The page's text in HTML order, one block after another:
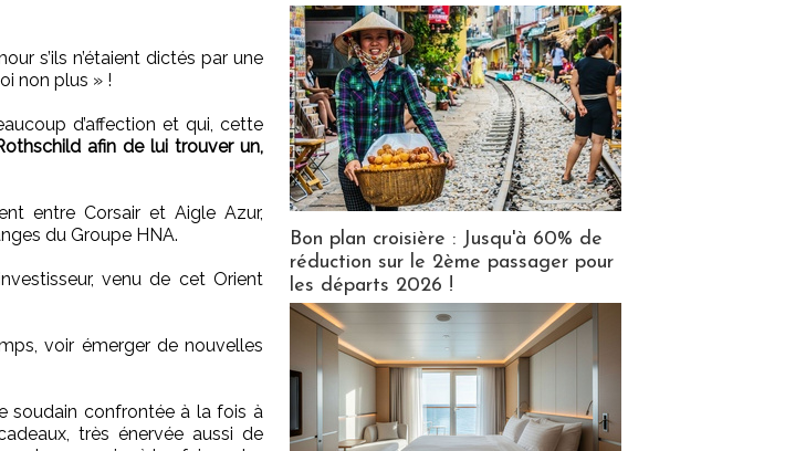
s’ils n’étaient dictés par une
non plus » !
d’affection et qui, cette
afin de lui trouver un,
entre Corsair et Aigle Azur,
du Groupe HNA.
venu de cet Orient
voir émerger de nouvelles
soudain confrontée à la fois à
très énervée aussi de
Bon plan croisière : Jusqu'à 60% de
réduction sur le 2ème passager pour
les départs 2026 !